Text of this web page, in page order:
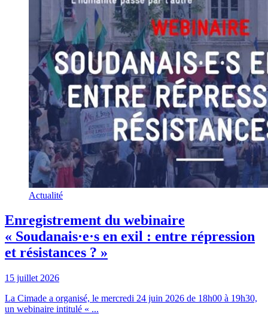
Actualité
Enregistrement du webinaire
« Soudanais·e·s en exil : entre répression
et résistances ? »
15 juillet 2026
La Cimade a organisé, le mercredi 24 juin 2026 de 18h00 à 19h30,
un webinaire intitulé « ...